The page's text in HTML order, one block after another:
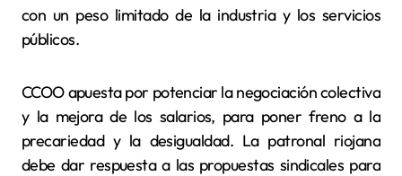
con un peso limitado de la industria y los servicios
públicos.
CCOO apuesta por potenciar la negociación colectiva
y la mejora de los salarios, para poner freno a la
precariedad y la desigualdad. La patronal riojana
debe dar respuesta a las propuestas sindicales para